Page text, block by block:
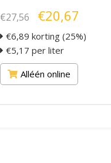
€27,56 €20,67
€6,89 korting (25%)
€5,17 per liter
Alléén online